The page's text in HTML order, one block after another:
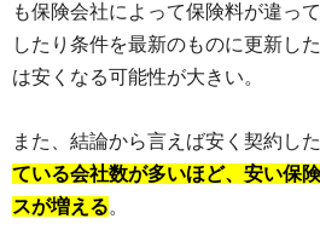
も保険会社によって保険料が違っ
したり条件を最新のものに更新し
は安くなる可能性が大きい。
また、結論から言えば安く契約し
ている会社数が多いほど、安い保
スが増える。